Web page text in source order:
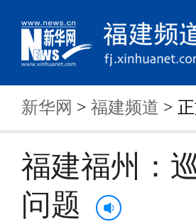
新华网 > 福建频道 >
福建福州：
问题